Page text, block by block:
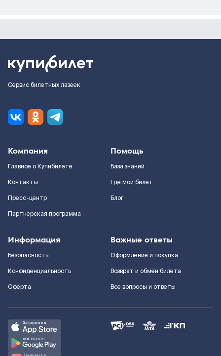
Сервис билетных лазеек
Компания
Главное о Купибилете
Контакты
Пресс-центр
Партнерская программа
Помощь
База знаний
Где мой билет
Блог
Информация
Безопасность
Конфиденциальность
Оферта
Важные ответы
Оформление и покупка
Возврат и обмен билета
Все вопросы и ответы